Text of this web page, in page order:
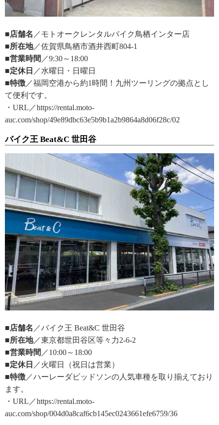
■店舗名 ／モトオークレンタルバイク鳥栖インター店
■所在地／佐賀県鳥栖市酒井西町804-1
■営業時間 ／9:30～18:00
■定休日 ／水曜日・日曜日
■特徴 ／福岡空港から約1時間！九州ツーリングの拠点とし
て便利です。
・URL／https://rental.moto-
auc.com/shop/49e89dbc63e5b9b1a2b9864a8d06f28c/02
バイク王 Beat&C 世田谷
■店舗名 ／バイク王 Beat&C 世田谷
■所在地／東京都世田谷区等々力2-6-2
■営業時間 ／10:00～18:00
■定休日 ／火曜日（祝日は営業）
■特徴 ／ハーレーダビッドソンの人気車種を取り揃えており
ます。
・URL／https://rental.moto-
auc.com/shop/004d0a8caf6cb145ec0243661efe6759/36